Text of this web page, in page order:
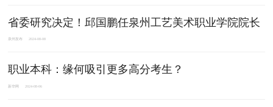
省委研究决定！邱国鹏任泉州工艺美术职业学院院长
泉州发布 2024-08-08
职业本科：缘何吸引更多高分考生？
新华网 2024-08-06